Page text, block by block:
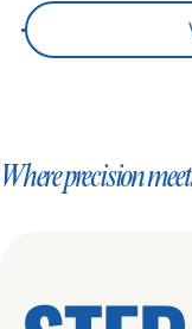
Where precision